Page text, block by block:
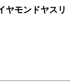
ヤモンドヤスリ